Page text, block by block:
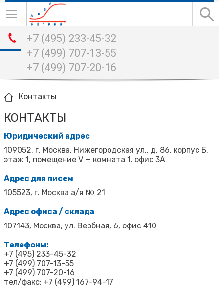
+7 (495) 233-45-32
+7 (499) 707-13-55
+7 (499) 707-20-16
Контакты
КОНТАКТЫ
Юридический адрес
109052, г. Москва, Нижегородская ул., д. 86, корпус Б,
этаж 1, помещение V — комната 1, офис 3А
Адрес для писем
105523, г. Москва а/я № 21
Адрес офиса / склада
107143, Москва, ул. Вербная, 6, офис 410
Телефоны:
+7 (495) 233-45-32
+7 (499) 707-13-55
+7 (499) 707-20-16
тел/факс: +7 (499) 167-94-17